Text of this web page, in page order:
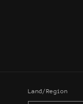
Land/Region